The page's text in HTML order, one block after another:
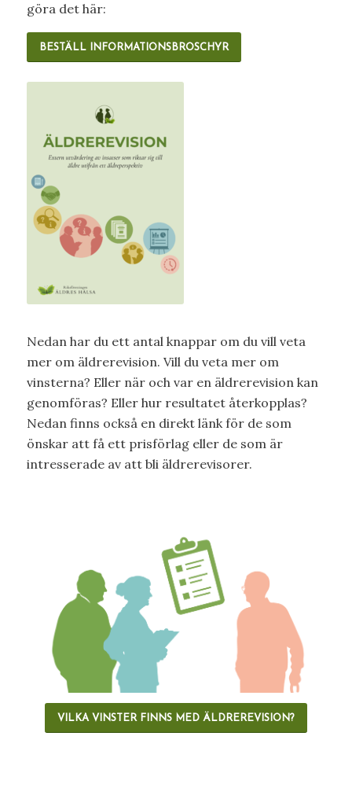
göra det här:
BESTÄLL INFORMATIONSBROSCHYR
Nedan har du ett antal knappar om du vill veta
mer om äldrerevision. Vill du veta mer om
vinsterna? Eller när och var en äldrerevision kan
genomföras? Eller hur resultatet återkopplas?
Nedan finns också en direkt länk för de som
önskar att få ett prisförlag eller de som är
intresserade av att bli äldrerevisorer.
VILKA VINSTER FINNS MED ÄLDREREVISION?